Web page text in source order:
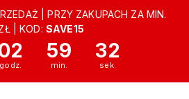
| PRZY ZAKUPACH ZA MIN.
| KOD: SAVE15
59 32